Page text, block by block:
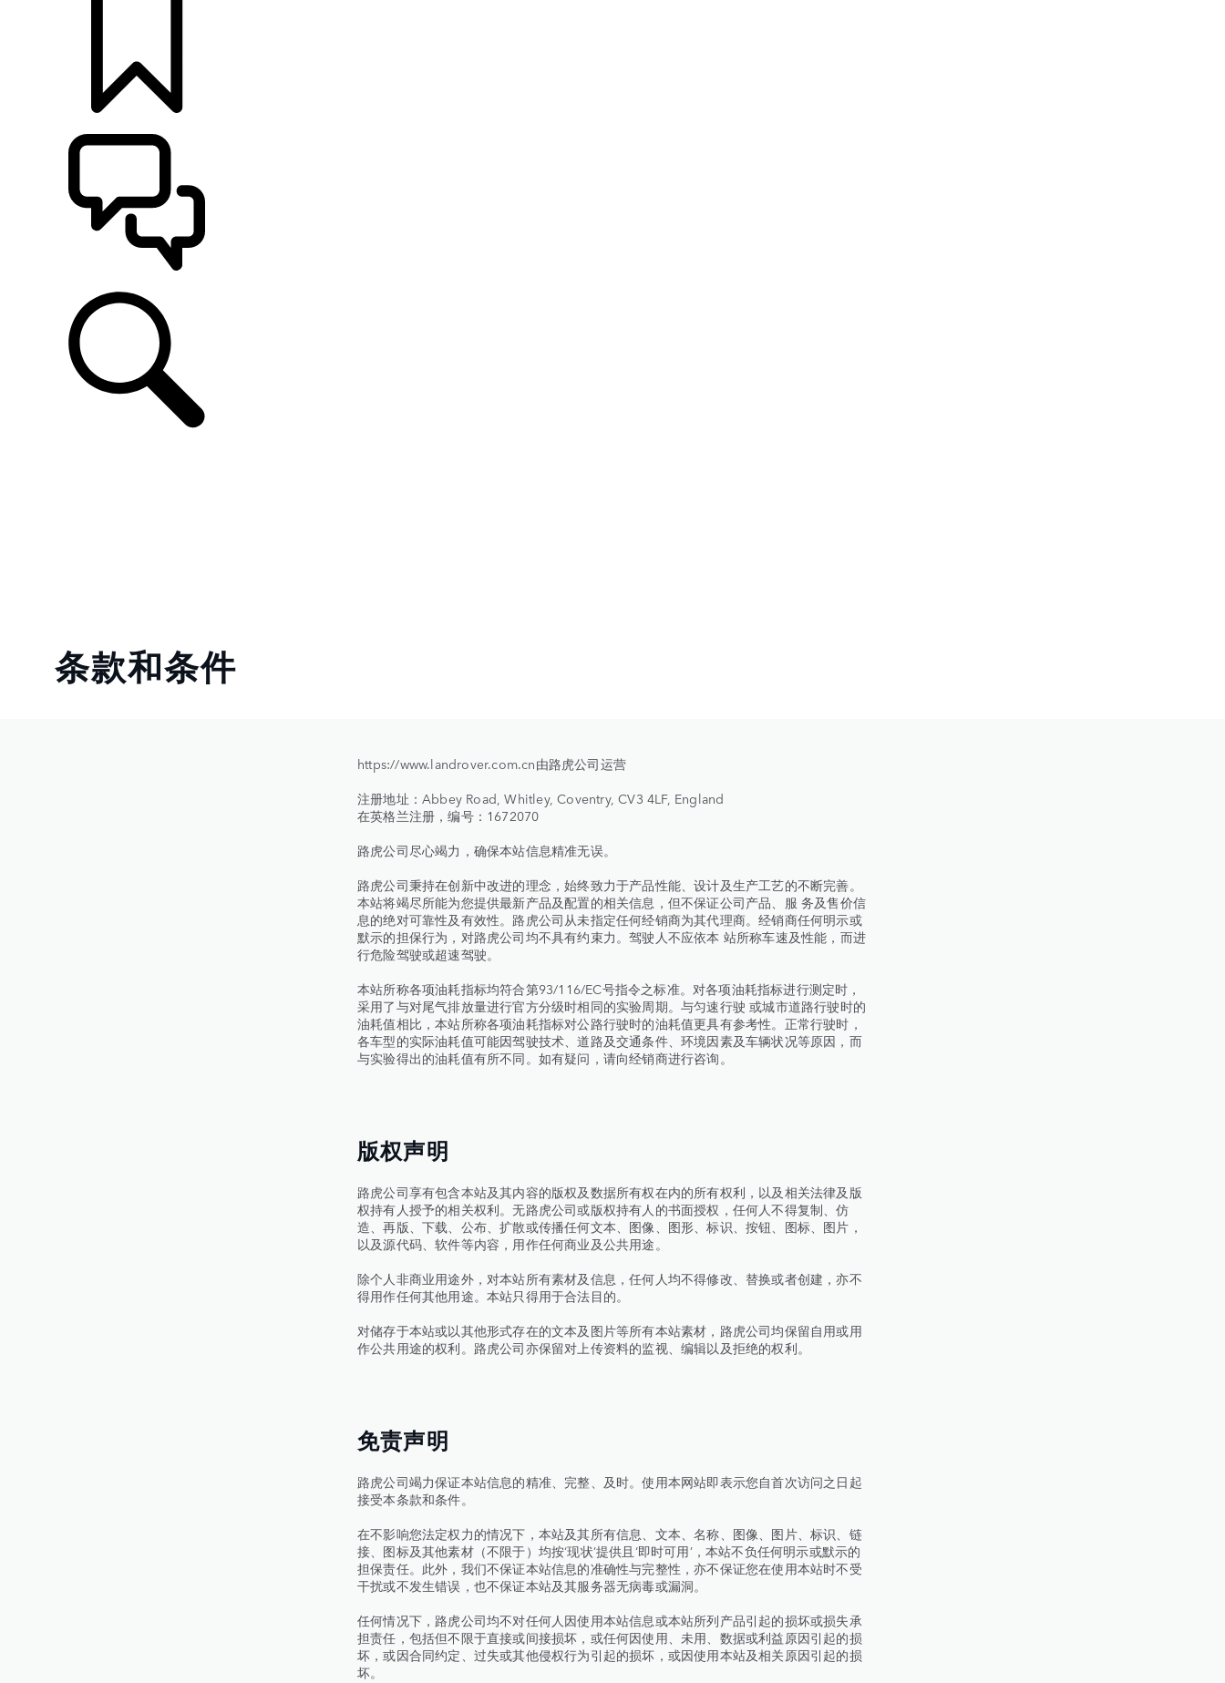
条款和条件
https://www.landrover.com.cn由路虎公司运营
注册地址：Abbey Road, Whitley, Coventry, CV3 4LF, England
在英格兰注册，编号：1672070
路虎公司尽心竭力，确保本站信息精准无误。
路虎公司秉持在创新中改进的理念，始终致力于产品性能、设计及生产工艺的不断完善。
本站将竭尽所能为您提供最新产品及配置的相关信息，但不保证公司产品、服 务及售价信
息的绝对可靠性及有效性。路虎公司从未指定任何经销商为其代理商。经销商任何明示或
默示的担保行为，对路虎公司均不具有约束力。驾驶人不应依本 站所称车速及性能，而进
行危险驾驶或超速驾驶。
本站所称各项油耗指标均符合第93/116/EC号指令之标准。对各项油耗指标进行测定时，
采用了与对尾气排放量进行官方分级时相同的实验周期。与匀速行驶 或城市道路行驶时的
油耗值相比，本站所称各项油耗指标对公路行驶时的油耗值更具有参考性。正常行驶时，
各车型的实际油耗值可能因驾驶技术、道路及交通条件、环境因素及车辆状况等原因，而
与实验得出的油耗值有所不同。如有疑问，请向经销商进行咨询。
版权声明
路虎公司享有包含本站及其内容的版权及数据所有权在内的所有权利，以及相关法律及版
权持有人授予的相关权利。无路虎公司或版权持有人的书面授权，任何人不得复制、仿
造、再版、下载、公布、扩散或传播任何文本、图像、图形、标识、按钮、图标、图片，
以及源代码、软件等内容，用作任何商业及公共用途。
除个人非商业用途外，对本站所有素材及信息，任何人均不得修改、替换或者创建，亦不
得用作任何其他用途。本站只得用于合法目的。
对储存于本站或以其他形式存在的文本及图片等所有本站素材，路虎公司均保留自用或用
作公共用途的权利。路虎公司亦保留对上传资料的监视、编辑以及拒绝的权利。
免责声明
路虎公司竭力保证本站信息的精准、完整、及时。使用本网站即表示您自首次访问之日起
接受本条款和条件。
在不影响您法定权力的情况下，本站及其所有信息、文本、名称、图像、图片、标识、链
接、图标及其他素材（不限于）均按‘现状’提供且‘即时可用’，本站不负任何明示或默示的
担保责任。此外，我们不保证本站信息的准确性与完整性，亦不保证您在使用本站时不受
干扰或不发生错误，也不保证本站及其服务器无病毒或漏洞。
任何情况下，路虎公司均不对任何人因使用本站信息或本站所列产品引起的损坏或损失承
担责任，包括但不限于直接或间接损坏，或任何因使用、未用、数据或利益原因引起的损
坏，或因合同约定、过失或其他侵权行为引起的损坏，或因使用本站及相关原因引起的损
坏。